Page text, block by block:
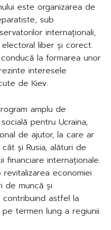
este organizarea de
sub
internaționali,
liber și corect.
la formarea unor
interesele
de Kiev.
amplu de
pentru Ucraina,
de ajutor, la care ar
și Rusia, alături de
financiare internaționale.
economiei
de muncă și
astfel la
termen lung a regiunii.